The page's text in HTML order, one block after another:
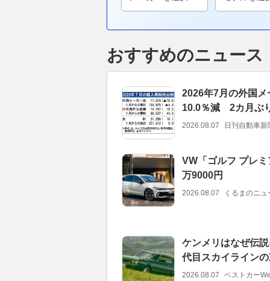
おすすめのニュース
2026年7月の外国
10.0％減 2カ月ぶ
2026.08.07 日刊自動車新
VW「ゴルフ プレ
万9000円
2026.08.07 くるまのニュ
ケンメリはなぜ伝
代目スカイライン
2026.08.07 ベストカー